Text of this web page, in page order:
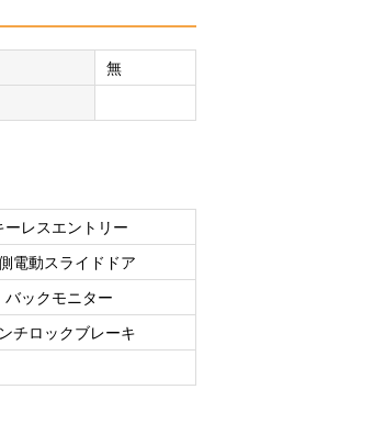
無
ーレスエントリー
電動スライドドア
バックモニター
チロックブレーキ